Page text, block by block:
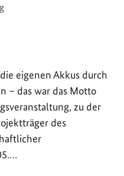
eigenen Akkus durch
– das war das Motto
zu der
des